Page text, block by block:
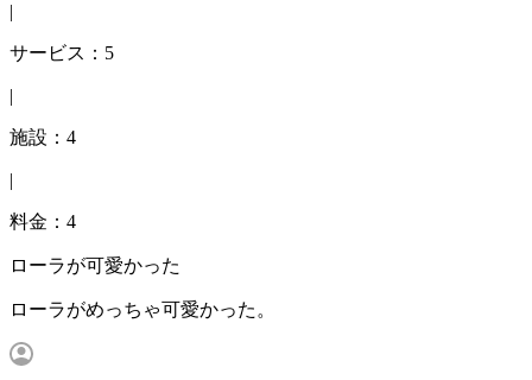
|
サービス：5
|
施設：4
|
料金：4
ローラが可愛かった
ローラがめっちゃ可愛かった。